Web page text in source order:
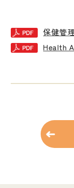
保健管
Health